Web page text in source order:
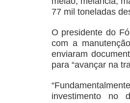
77 mil toneladas
O presidente do
com a
enviaram
para “avançar na
investimento no